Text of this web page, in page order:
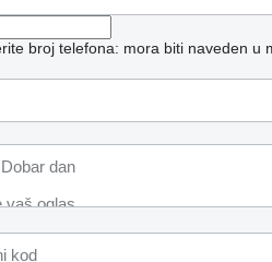
broj telefona: mora biti naveden u